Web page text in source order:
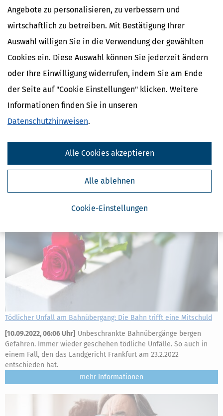
Angebote zu personalisieren, zu verbessern und
wirtschaftlich zu betreiben. Mit Bestätigung Ihrer
Auswahl willigen Sie in die Verwendung der gewählten
Cookies ein. Diese Auswahl können Sie jederzeit ändern
oder Ihre Einwilligung widerrufen, indem Sie am Ende
der Seite auf "Cookie Einstellungen" klicken. Weitere
Informationen finden Sie in unseren
Datenschutzhinweisen.
Cookie-Einstellungen
Alle ablehnen
Alle Cookies akzeptieren
Vorsorgevollmacht und Patientenverfügung Ärzte können jetzt auf
Patientenverfügung zu erstellen, ist mehr als sinnvoll. Genauso
Platz. Neu ist: Ärzte dürfen
mehr
Tödlicher Unfall am Bahnübergang: Die Bahn trifft eine Mitschuld
[10.09.2022, 06:06 Uhr] Unbeschrankte Bahnübergänge bergen
Gefahren. Immer wieder geschehen tödliche Unfälle. So auch in
einem Fall, den das Landgericht Frankfurt am 23.2.2022
entschieden hat.
mehr